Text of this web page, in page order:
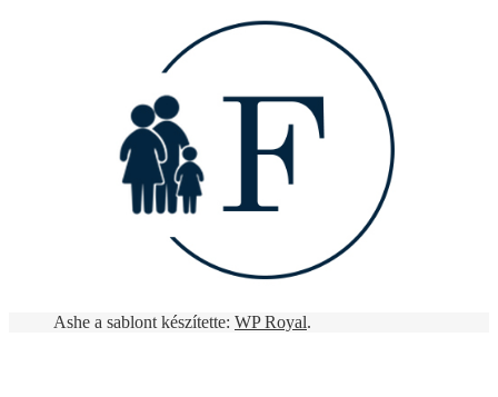
Ashe a sablont készítette: WP Royal.